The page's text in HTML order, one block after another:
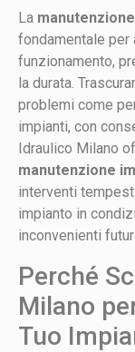
La
fondamentale
funzionamento,
la durata.
problemi come
impianti, con
Idraulico Milano
manutenzione
interventi
impianto in
inconvenienti
Perché
Milano
Tuo